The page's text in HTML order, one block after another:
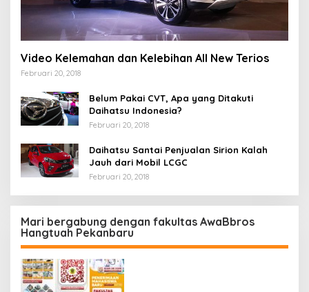
Video Kelemahan dan Kelebihan All New Terios
Februari 20, 2018
Belum Pakai CVT, Apa yang Ditakuti
Daihatsu Indonesia?
Februari 20, 2018
Daihatsu Santai Penjualan Sirion Kalah
Jauh dari Mobil LCGC
Februari 20, 2018
Mari bergabung dengan fakultas AwaBbros
Hangtuah Pekanbaru